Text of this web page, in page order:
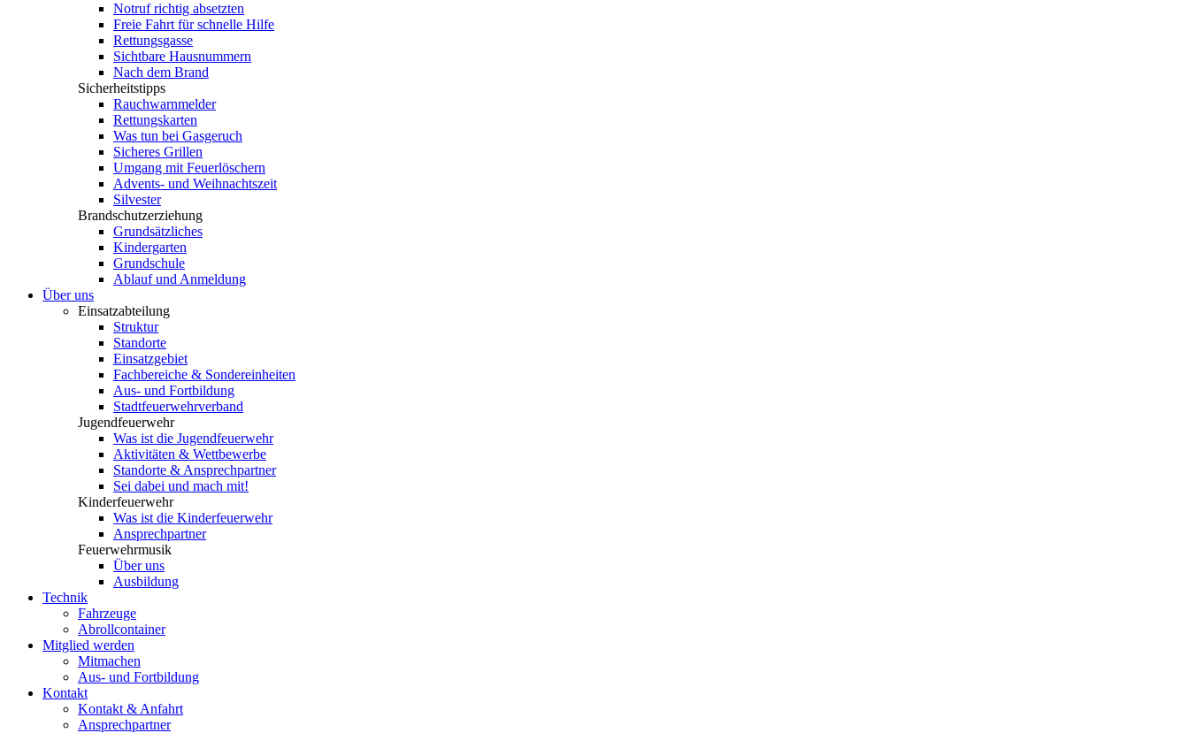
Notruf richtig absetzten
Freie Fahrt für schnelle Hilfe
Rettungsgasse
Sichtbare Hausnummern
Nach dem Brand
Sicherheitstipps
Rauchwarnmelder
Rettungskarten
Was tun bei Gasgeruch
Sicheres Grillen
Umgang mit Feuerlöschern
Advents- und Weihnachtszeit
Silvester
Brandschutzerziehung
Grundsätzliches
Kindergarten
Grundschule
Ablauf und Anmeldung
Über uns
Einsatzabteilung
Struktur
Standorte
Einsatzgebiet
Fachbereiche & Sondereinheiten
Aus- und Fortbildung
Stadtfeuerwehrverband
Jugendfeuerwehr
Was ist die Jugendfeuerwehr
Aktivitäten & Wettbewerbe
Standorte & Ansprechpartner
Sei dabei und mach mit!
Kinderfeuerwehr
Was ist die Kinderfeuerwehr
Ansprechpartner
Feuerwehrmusik
Über uns
Ausbildung
Technik
Fahrzeuge
Abrollcontainer
Mitglied werden
Mitmachen
Aus- und Fortbildung
Kontakt
Kontakt & Anfahrt
Ansprechpartner